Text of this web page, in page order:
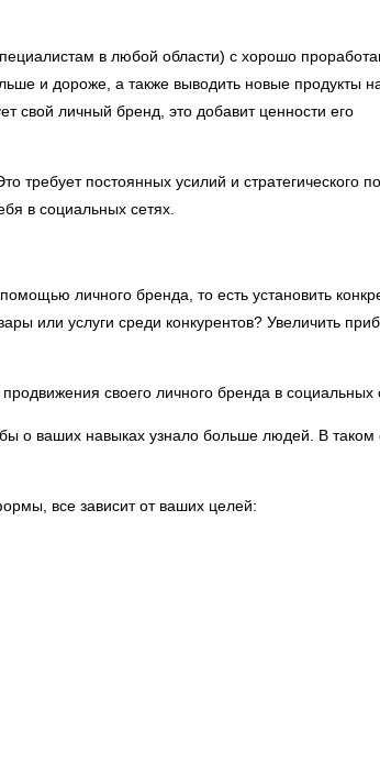
в любой области) с хорошо
и дороже, а также выводить новые продукты
свой личный бренд, это добавит ценности его
постоянных усилий и стратегического
в социальных сетях.
личного бренда, то есть установить
или услуги среди конкурентов? Увеличить
своего личного бренда в социальных
о ваших навыках узнало больше людей. В таком
все зависит от ваших целей: